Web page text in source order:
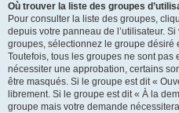
Où trouver la liste des groupes
Pour consulter la liste des groupes,
depuis votre panneau de l’utilisateur.
groupes, sélectionnez le groupe désiré
Toutefois, tous les groupes ne sont
nécessiter une approbation, certains
être masqués. Si le groupe est dit «
librement. Si le groupe est dit « À la
groupe mais votre demande